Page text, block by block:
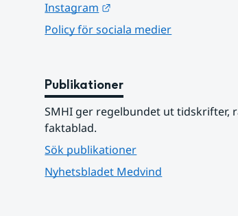
Instagram
Policy för sociala medier
Publikationer
SMHI ger regelbundet ut tidskrifter,
faktablad.
Sök publikationer
Nyhetsbladet Medvind